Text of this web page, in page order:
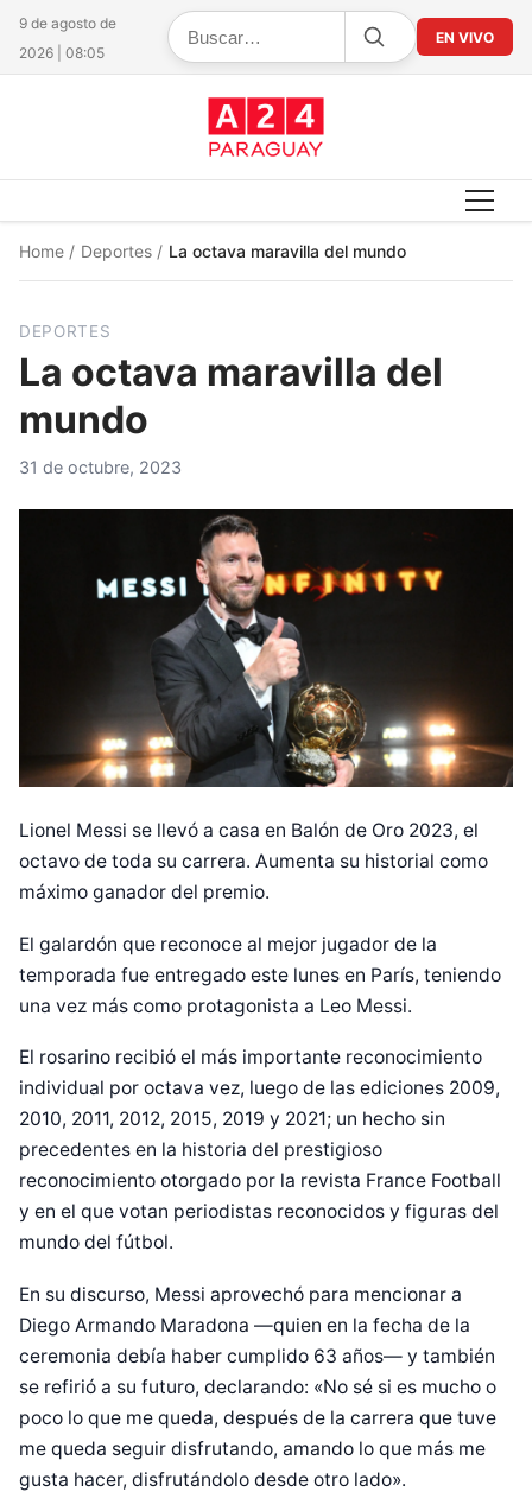
9 de agosto de
2026 | 08:05
EN VIVO
Home / Deportes / La octava maravilla del mundo
DEPORTES
La octava maravilla del
mundo
31 de octubre, 2023
Lionel Messi se llevó a casa en Balón de Oro 2023, el
octavo de toda su carrera. Aumenta su historial como
máximo ganador del premio.
El galardón que reconoce al mejor jugador de la
temporada fue entregado este lunes en París, teniendo
una vez más como protagonista a Leo Messi.
El rosarino recibió el más importante reconocimiento
individual por octava vez, luego de las ediciones 2009,
2010, 2011, 2012, 2015, 2019 y 2021; un hecho sin
precedentes en la historia del prestigioso
reconocimiento otorgado por la revista France Football
y en el que votan periodistas reconocidos y figuras del
mundo del fútbol.
En su discurso, Messi aprovechó para mencionar a
Diego Armando Maradona —quien en la fecha de la
ceremonia debía haber cumplido 63 años— y también
se refirió a su futuro, declarando: «No sé si es mucho o
poco lo que me queda, después de la carrera que tuve
me queda seguir disfrutando, amando lo que más me
gusta hacer, disfrutándolo desde otro lado».